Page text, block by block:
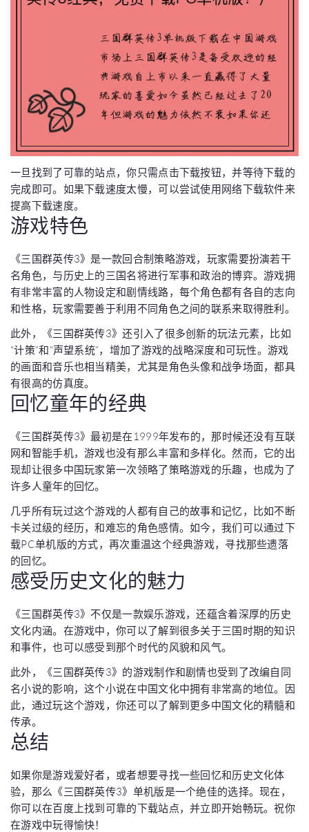
一旦找到了可靠的站点，你只需点击下载按钮，并等待下载的
完成即可。如果下载速度太慢，可以尝试使用网络下载软件来
提高下载速度。
游戏特色
《三国群英传3》是一款回合制策略游戏，玩家需要扮演若干
名角色，与历史上的三国名将进行军事和政治的博弈。游戏拥
有非常丰富的人物设定和剧情线路，每个角色都有各自的志向
和性格，玩家需要善于利用不同角色之间的联系来取得胜利。
此外，《三国群英传3》还引入了很多创新的玩法元素，比如
“计策”和“声望系统”，增加了游戏的战略深度和可玩性。游戏
的画面和音乐也相当精美，尤其是角色头像和战争场面，都具
有很高的仿真度。
回忆童年的经典
《三国群英传3》最初是在1999年发布的，那时候还没有互联
网和智能手机，游戏也没有那么丰富和多样化。然而，它的出
现却让很多中国玩家第一次领略了策略游戏的乐趣，也成为了
许多人童年的回忆。
几乎所有玩过这个游戏的人都有自己的故事和记忆，比如不断
卡关过级的经历，和难忘的角色感情。如今，我们可以通过下
载PC单机版的方式，再次重温这个经典游戏，寻找那些遗落
的回忆。
感受历史文化的魅力
《三国群英传3》不仅是一款娱乐游戏，还蕴含着深厚的历史
文化内涵。在游戏中，你可以了解到很多关于三国时期的知识
和事件，也可以感受到那个时代的风貌和风气。
此外，《三国群英传3》的游戏制作和剧情也受到了改编自同
名小说的影响，这个小说在中国文化中拥有非常高的地位。因
此，通过玩这个游戏，你还可以了解到更多中国文化的精髓和
传承。
总结
如果你是游戏爱好者，或者想要寻找一些回忆和历史文化体
验，那么《三国群英传3》单机版是一个绝佳的选择。现在，
你可以在百度上找到可靠的下载站点，并立即开始畅玩。祝你
在游戏中玩得愉快！